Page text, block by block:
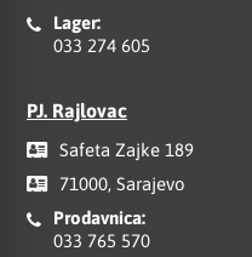
Lager:
033 274 605
PJ. Rajlovac
Safeta Zajke 189
71000, Sarajevo
Prodavnica:
033 765 570